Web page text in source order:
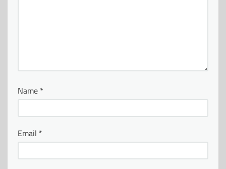
Name*
Email *